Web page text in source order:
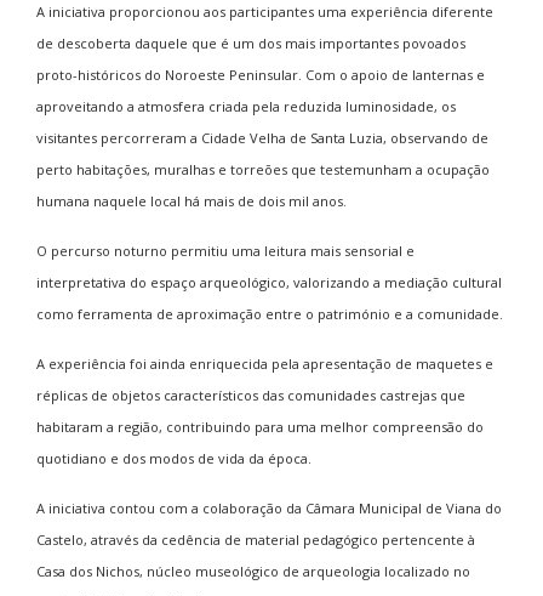
A iniciativa proporcionou aos participantes uma experiência diferente
de descoberta daquele que é um dos mais importantes povoados
proto-históricos do Noroeste Peninsular. Com o apoio de lanternas e
aproveitando a atmosfera criada pela reduzida luminosidade, os
visitantes percorreram a Cidade Velha de Santa Luzia, observando de
perto habitações, muralhas e torreões que testemunham a ocupação
humana naquele local há mais de dois mil anos.
O percurso noturno permitiu uma leitura mais sensorial e
interpretativa do espaço arqueológico, valorizando a mediação cultural
como ferramenta de aproximação entre o património e a comunidade.
A experiência foi ainda enriquecida pela apresentação de maquetes e
réplicas de objetos característicos das comunidades castrejas que
habitaram a região, contribuindo para uma melhor compreensão do
quotidiano e dos modos de vida da época.
A iniciativa contou com a colaboração da Câmara Municipal de Viana do
Castelo, através da cedência de material pedagógico pertencente à
Casa dos Nichos, núcleo museológico de arqueologia localizado no